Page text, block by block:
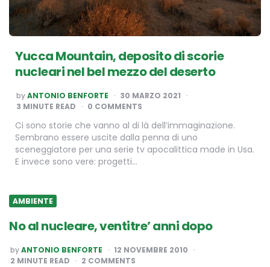
Yucca Mountain, deposito di scorie
nucleari nel bel mezzo del deserto
POSTED
BY
byANTONIO BENFORTE
30 MARZO 2021
3 MINUTE READ 0 COMMENTS
Ci sono storie che vanno al di là dell’immaginazione.
Sembrano essere uscite dalla penna di uno
sceneggiatore per una serie tv apocalittica made in Usa.
E invece sono vere: progetti…
AMBIENTE
No al nucleare, ventitre’ anni dopo
POSTED
BY
byANTONIO BENFORTE
12 NOVEMBRE 2010
2 MINUTE READ 2 COMMENTS